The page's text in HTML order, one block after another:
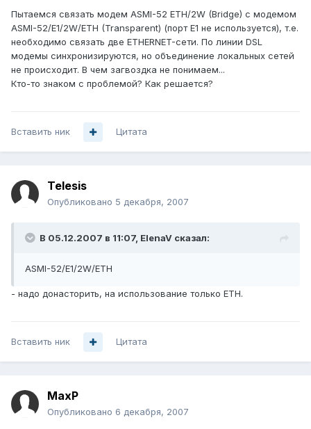
Пытаемся связать модем ASMI-52 ETH/2W (Bridge) с модемом
ASMI-52/E1/2W/ETH (Transparent) (порт Е1 не используется), т.е.
необходимо связать две ETHERNET-сети. По линии DSL
модемы синхронизируются, но объединение локальных сетей
не происходит. В чем загвоздка не понимаем...
Кто-то знаком с проблемой? Как решается?
Вставить ник Цитата
Telesis
Опубликовано 5 декабря, 2007
В 05.12.2007 в 11:07, ElenaV сказал:
ASMI-52/E1/2W/ETH
- надо донасторить, на использование только ETH.
Вставить ник Цитата
MaxP
Опубликовано 6 декабря, 2007